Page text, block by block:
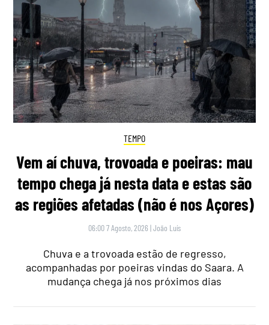
TEMPO
Vem aí chuva, trovoada e poeiras: mau
tempo chega já nesta data e estas são
as regiões afetadas (não é nos Açores)
06:00 7 Agosto, 2026 |João Luís
Chuva e a trovoada estão de regresso,
acompanhadas por poeiras vindas do Saara. A
mudança chega já nos próximos dias